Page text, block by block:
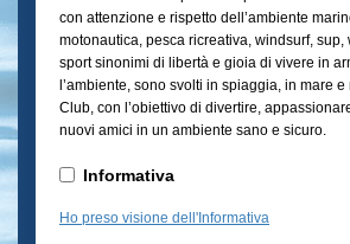
con attenzione e rispetto dell’ambiente
motonautica, pesca ricreativa, windsurf, sup,
sport sinonimi di libertà e gioia di vivere in
l’ambiente, sono svolti in spiaggia, in mare
Club, con l’obiettivo di divertire,
nuovi amici in un ambiente sano e sicuro.
Informativa
Informativa
Ho preso visione dell'Informativa